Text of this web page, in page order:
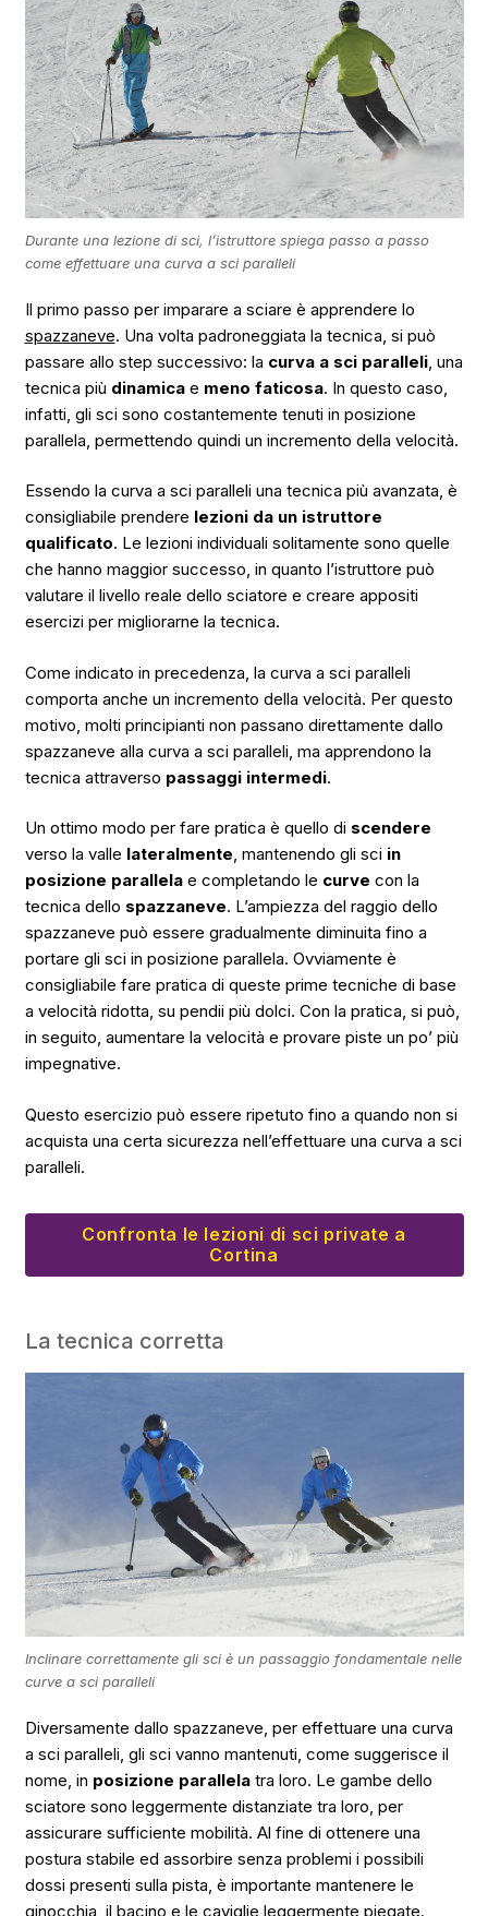
Durante una lezione di sci, l’istruttore spiega passo a passo
come effettuare una curva a sci paralleli
Il primo passo per imparare a sciare è apprendere lo
spazzaneve. Una volta padroneggiata la tecnica, si può
passare allo step successivo: la curva a sci paralleli, una
tecnica più dinamicae meno faticosa. In questo caso,
infatti, gli sci sono costantemente tenuti in posizione
parallela, permettendo quindi un incremento della velocità.
Essendo la curva a sci paralleli una tecnica più avanzata, è
consigliabile prendere lezioni da un istruttore
qualificato. Le lezioni individuali solitamente sono quelle
che hanno maggior successo, in quanto l’istruttore può
valutare il livello reale dello sciatore e creare appositi
esercizi per migliorarne la tecnica.
Come indicato in precedenza, la curva a sci paralleli
comporta anche un incremento della velocità. Per questo
motivo, molti principianti non passano direttamente dallo
spazzaneve alla curva a sci paralleli, ma apprendono la
tecnica attraverso passaggi intermedi.
Un ottimo modo per fare pratica è quello di scendere
verso la valle lateralmente, mantenendo gli sci in
posizione parallelae completando le curve con la
tecnica dello spazzaneve. L’ampiezza del raggio dello
spazzaneve può essere gradualmente diminuita fino a
portare gli sci in posizione parallela. Ovviamente è
consigliabile fare pratica di queste prime tecniche di base
a velocità ridotta, su pendii più dolci. Con la pratica, si può,
in seguito, aumentare la velocità e provare piste un po’ più
impegnative.
Questo esercizio può essere ripetuto fino a quando non si
acquista una certa sicurezza nell’effettuare una curva a sci
paralleli.
Confronta le lezioni di sci private a
Cortina
La tecnica corretta
Inclinare correttamente gli sci è un passaggio fondamentale nelle
curve a sci paralleli
Diversamente dallo spazzaneve, per effettuare una curva
a sci paralleli, gli sci vanno mantenuti, come suggerisce il
nome, in posizione parallelatra loro. Le gambe dello
sciatore sono leggermente distanziate tra loro, per
assicurare sufficiente mobilità. Al fine di ottenere una
postura stabile ed assorbire senza problemi i possibili
dossi presenti sulla pista, è importante mantenere le
ginocchia, il bacino e le caviglie leggermente piegate.